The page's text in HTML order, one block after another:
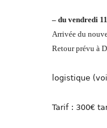
– du vendredi
Arrivée du
Retour prévu à
logistique
Tarif : 300€